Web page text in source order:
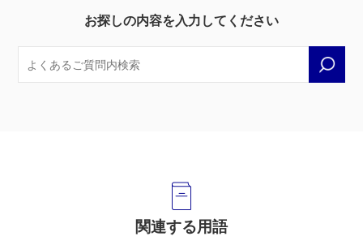
お探しの内容を入力してください
関連する用語